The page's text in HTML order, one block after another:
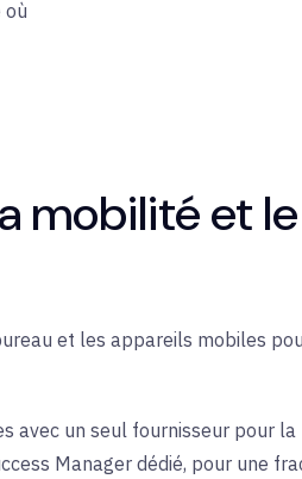
où
mobilité et
et les appareils mobiles
avec un seul fournisseur pour la
Manager dédié, pour une